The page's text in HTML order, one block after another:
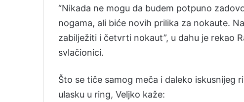
“Nikada ne mogu da budem potpuno
nogama, ali biće novih prilika za nokaute.
zabilježiti i četvrti nokaut”, u dahu je rekao
svlačionici.
Što se tiče samog meča i daleko iskusnijeg
ulasku u ring, Veljko kaže: